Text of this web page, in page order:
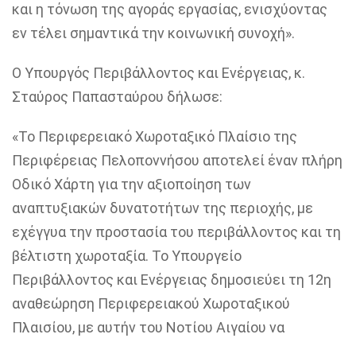
και η τόνωση της αγοράς εργασίας, ενισχύοντας
εν τέλει σημαντικά την κοινωνική συνοχή».
Ο Υπουργός Περιβάλλοντος και Ενέργειας, κ.
Σταύρος Παπασταύρου δήλωσε:
«Το Περιφερειακό Χωροταξικό Πλαίσιο της
Περιφέρειας Πελοποννήσου αποτελεί έναν πλήρη
Οδικό Χάρτη για την αξιοποίηση των
αναπτυξιακών δυνατοτήτων της περιοχής, με
εχέγγυα την προστασία του περιβάλλοντος και τη
βέλτιστη χωροταξία. Το Υπουργείο
Περιβάλλοντος και Ενέργειας δημοσιεύει τη 12η
αναθεώρηση Περιφερειακού Χωροταξικού
Πλαισίου, με αυτήν του Νοτίου Αιγαίου να